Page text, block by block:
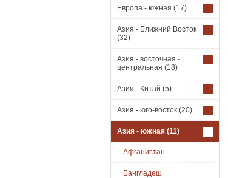
Европа - южная (17)
Азия - Ближний Восток
(32)
Азия - восточная -
центральная (18)
Азия - Китай (5)
Азия - юго-восток (20)
Азия - южная (11)
Афганистан
Бангладеш